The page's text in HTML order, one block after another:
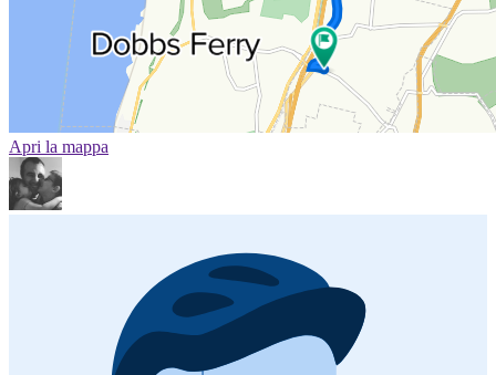
Apri la mappa